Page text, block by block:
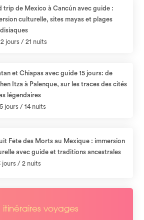
trip de Mexico à Cancún avec guide :
culturelle, sites mayas et plages
jours / 21 nuits
et Chiapas avec guide 15 jours: de
Itza à Palenque, sur les traces des cités
légendaires
jours / 14 nuits
Fête des Morts au Mexique : immersion
avec guide et traditions ancestrales
jours / 2 nuits
itinéraires voyages